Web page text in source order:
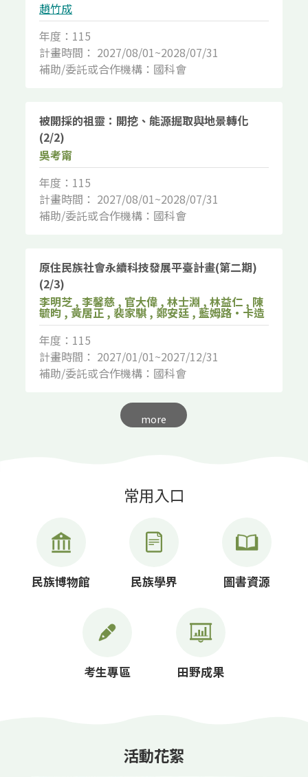
趙竹成
年度：115
計畫時間： 2027/08/01~2028/07/31
補助/委託或合作機構：國科會
被開採的祖靈：開挖、能源掘取與地景轉化
(2/2)
吳考甯
年度：115
計畫時間： 2027/08/01~2028/07/31
補助/委託或合作機構：國科會
原住民族社會永續科技發展平臺計畫(第二期)
(2/3)
李明芝 , 李馨慈 , 官大偉 , 林士淵 , 林益仁 , 陳
毓昀 , 黃居正 , 裴家騏 , 鄭安廷 , 藍姆路‧卡造
年度：115
計畫時間： 2027/01/01~2027/12/31
補助/委託或合作機構：國科會
more
常用入口
民族博物館 民族學界 圖書資源
考生專區 田野成果
活動花絮